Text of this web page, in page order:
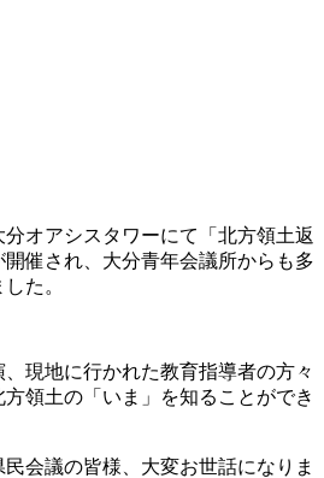
オアシスタワーにて「北方領土返
催され、大分青年会議所からも多
た。
現地に行かれた教育指導者の方々
領土の「いま」を知ることができ
会議の皆様、大変お世話になりま